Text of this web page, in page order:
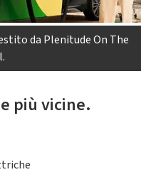
da Plenitude On The
più vicine.